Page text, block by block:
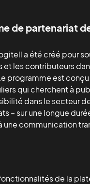
de partenariat
a été créé pour
les contributeurs
programme est conçu
qui cherchent à
dans le secteur
– sur une longue
une communication
de la